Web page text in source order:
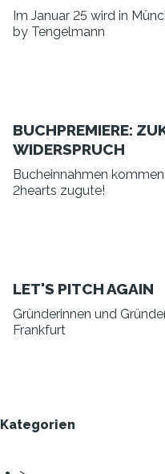
Im Januar 25 wird in
by Tengelmann
BUCHPREMIERE:
WIDERSPRUCH
Bucheinnahmen
2hearts zugute!
LET'S PITCH AGAIN
Gründerinnen und
Frankfurt
Kategorien